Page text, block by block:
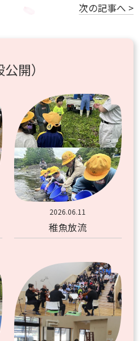
次の記事へ >
開）
2026.06.11
稚魚放流